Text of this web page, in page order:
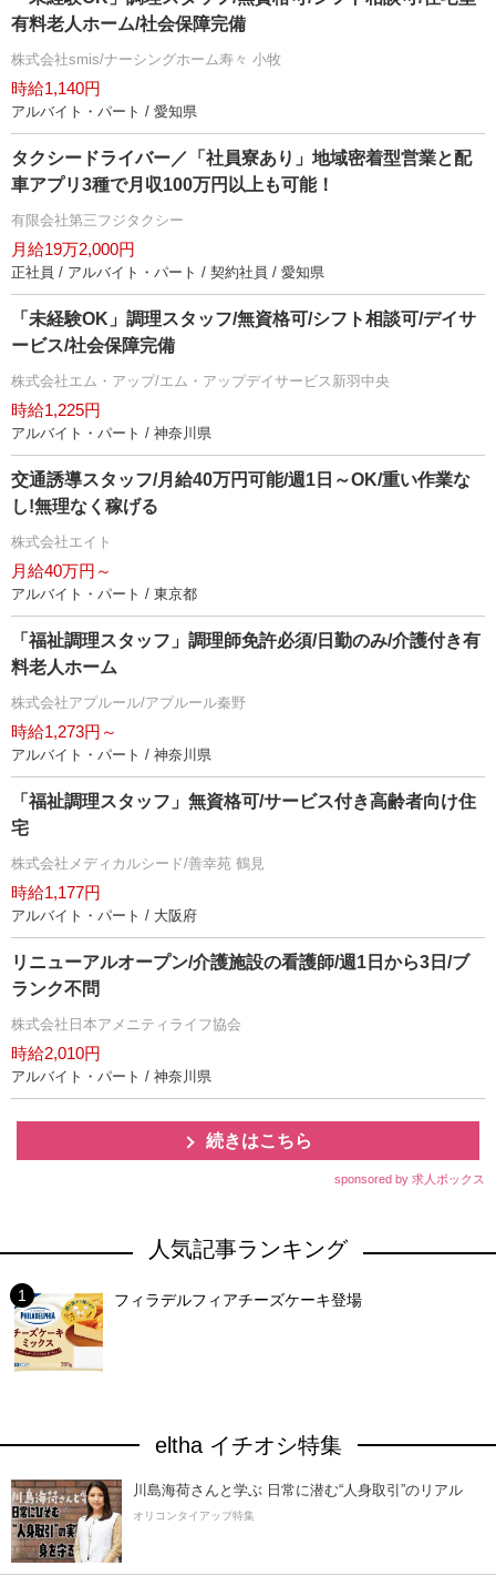
有料老人ホーム/社会保障完備
株式会社smis/ナーシングホーム寿々 小牧
時給1,140円
アルバイト・パート / 愛知県
タクシードライバー／「社員寮あり」地域密着型営業と配
車アプリ3種で月収100万円以上も可能！
有限会社第三フジタクシー
月給19万2,000円
正社員 / アルバイト・パート / 契約社員 / 愛知県
「未経験OK」調理スタッフ/無資格可/シフト相談可/デイサ
ービス/社会保障完備
株式会社エム・アップ/エム・アップデイサービス新羽中央
時給1,225円
アルバイト・パート / 神奈川県
交通誘導スタッフ/月給40万円可能/週1日～OK/重い作業な
し!無理なく稼げる
株式会社エイト
月給40万円～
アルバイト・パート / 東京都
「福祉調理スタッフ」調理師免許必須/日勤のみ/介護付き有
料老人ホーム
株式会社アプルール/アプルール秦野
時給1,273円～
アルバイト・パート / 神奈川県
「福祉調理スタッフ」無資格可/サービス付き高齢者向け住
宅
株式会社メディカルシード/善幸苑 鶴見
時給1,177円
アルバイト・パート / 大阪府
リニューアルオープン/介護施設の看護師/週1日から3日/ブ
ランク不問
株式会社日本アメニティライフ協会
時給2,010円
アルバイト・パート / 神奈川県
続きはこちら
sponsored by 求人ボックス
人気記事ランキング
フィラデルフィアチーズケーキ登場
eltha イチオシ特集
川島海荷さんと学ぶ 日常に潜む“人身取引”のリアル
オリコンタイアップ特集